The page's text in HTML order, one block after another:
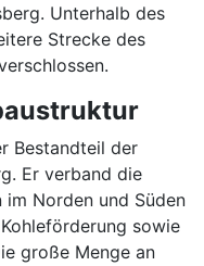
Unterhalb des
Strecke des
Bestandteil der
Er verband die
Norden und Süden
sowie
große Menge an